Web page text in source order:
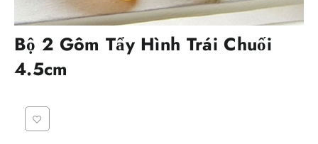
Bộ 2 Gôm Tẩy Hình Trái Chuối
4.5cm